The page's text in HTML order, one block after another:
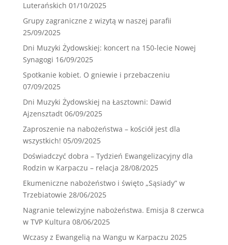
Luterańskich 01/10/2025
Grupy zagraniczne z wizytą w naszej parafii
25/09/2025
Dni Muzyki Żydowskiej: koncert na 150-lecie Nowej
Synagogi 16/09/2025
Spotkanie kobiet. O gniewie i przebaczeniu
07/09/2025
Dni Muzyki Żydowskiej na Łasztowni: Dawid
Ajzensztadt 06/09/2025
Zaproszenie na nabożeństwa – kościół jest dla
wszystkich! 05/09/2025
Doświadczyć dobra – Tydzień Ewangelizacyjny dla
Rodzin w Karpaczu – relacja 28/08/2025
Ekumeniczne nabożeństwo i święto „Sąsiady” w
Trzebiatowie 28/06/2025
Nagranie telewizyjne nabożeństwa. Emisja 8 czerwca
w TVP Kultura 08/06/2025
Wczasy z Ewangelią na Wangu w Karpaczu 2025